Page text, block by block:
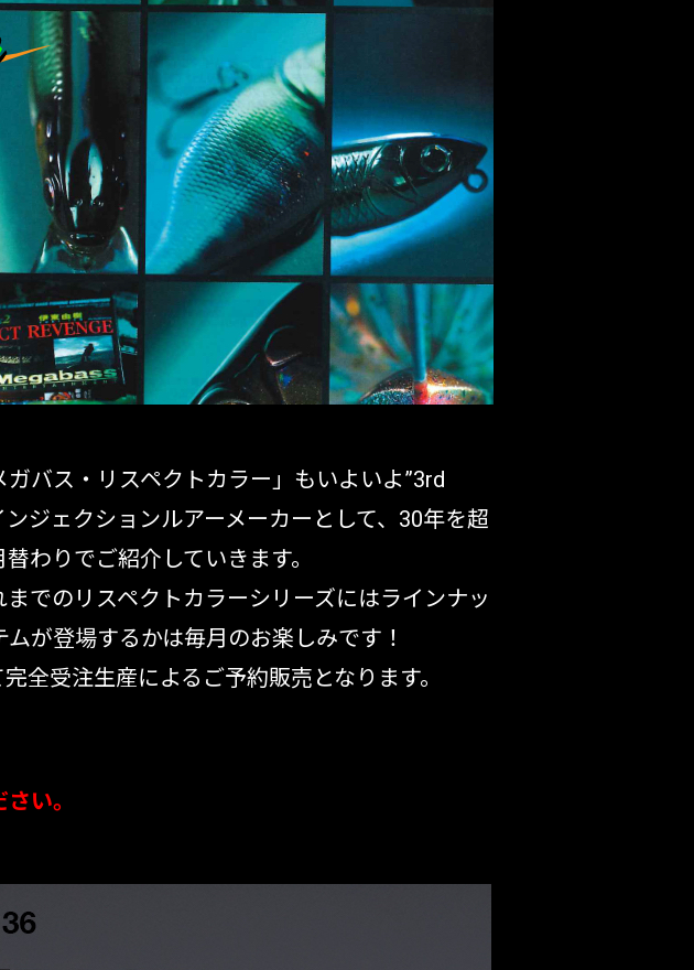
SALT WATER
～¥
在庫あり
全て
バス・リスペクトカラー」もいよいよ”3rd
ジェクションルアーメーカーとして、30年を超
わりでご紹介していきます。
でのリスペクトカラーシリーズにはラインナッ
が登場するかは毎月のお楽しみです！
全受注生産によるご予約販売となります。
い。